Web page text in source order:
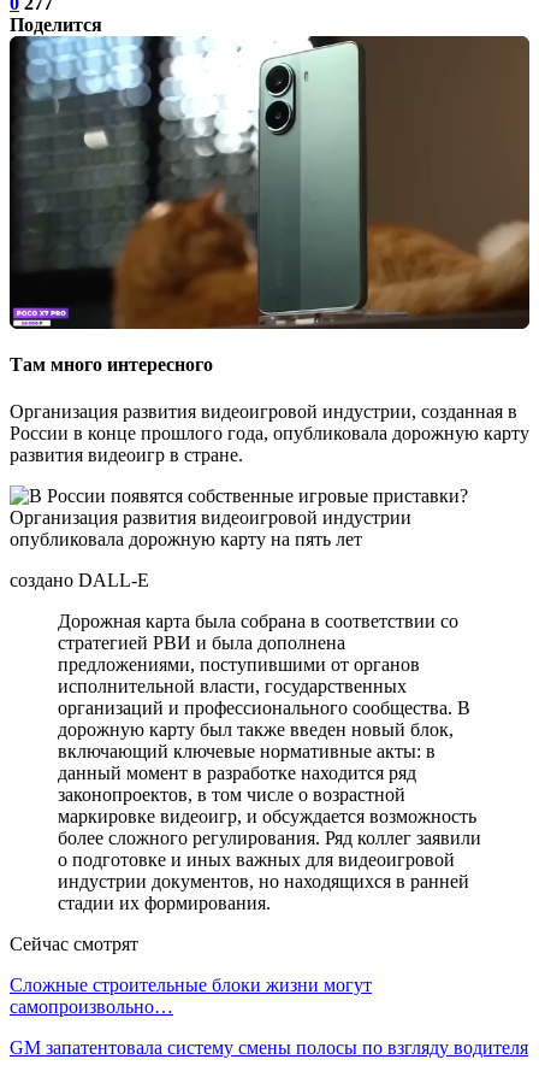
Поделится
Там много интересного
Организация развития видеоигровой индустрии, созданная в
России в конце прошлого года, опубликовала дорожную карту
развития видеоигр в стране.
создано DALL-E
Дорожная карта была собрана в соответствии со
стратегией РВИ и была дополнена
предложениями, поступившими от органов
исполнительной власти, государственных
организаций и профессионального сообщества. В
дорожную карту был также введен новый блок,
включающий ключевые нормативные акты: в
данный момент в разработке находится ряд
законопроектов, в том числе о возрастной
маркировке видеоигр, и обсуждается возможность
более сложного регулирования. Ряд коллег заявили
о подготовке и иных важных для видеоигровой
индустрии документов, но находящихся в ранней
стадии их формирования.
Сейчас смотрят
Сложные строительные блоки жизни могут
самопроизвольно…
GM запатентовала систему смены полосы по взгляду водителя